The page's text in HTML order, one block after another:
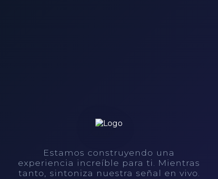
Estamos construyendo una
experiencia increíble para ti. Mientras
tanto, sintoniza nuestra señal en vivo.